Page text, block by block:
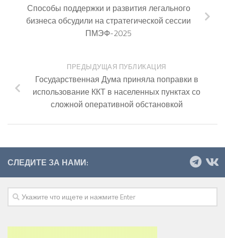
Способы поддержки и развития легального
бизнеса обсудили на стратегической сессии
ПМЭФ-2025
ПРЕДЫДУЩАЯ ПУБЛИКАЦИЯ
Государственная Дума приняла поправки в
использование ККТ в населенных пунктах со
сложной оперативной обстановкой
СЛЕДИТЕ ЗА НАМИ: